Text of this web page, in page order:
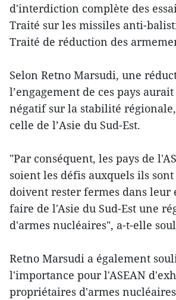
d'interdiction complète des
Traité sur les missiles anti-
Traité de réduction des
Selon Retno Marsudi, une
l’engagement de ces pays
négatif sur la stabilité
celle de l’Asie du Sud-Est.
"Par conséquent, les pays de
soient les défis auxquels ils
doivent rester fermes dans leur
faire de l'Asie du Sud-Est une
d'armes nucléaires", a-t-elle
Retno Marsudi a également
l'importance pour l'ASEAN
propriétaires d'armes